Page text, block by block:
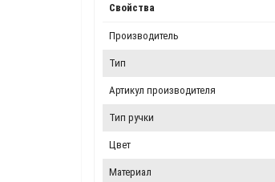
Свойства
Производитель
Тип
Артикул производителя
Тип ручки
Цвет
Материал